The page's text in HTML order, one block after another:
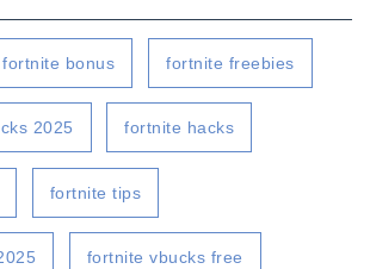
fortnite bonus fortnite freebies
2025 fortnite hacks
fortnite tips
fortnite vbucks free